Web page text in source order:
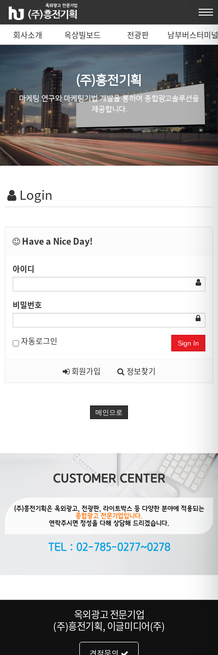
회사소개 옥상빌보드 전광판
남부버스터미널
매체 안내
(주)흥전기획
마케팅 연구와 마케팅기법 개발을 통하여 종합광고솔루션을
제공합니다.
Login
Have a Nice Day!
아이디
비밀번호
자동로그인 Sign In
회원가입 정보찾기
메인으로
CUSTOMER CENTER
(주)흥전기획은 옥외광고, 전광판, 라이트박스 등 다양한 분야에 적용되는
종합광고 전문기업입니다.
연락주시면 정성을 다해 상담해 드리겠습니다.
TEL : 02-785-0277~0278
옥외광고 전문기업
(주)흥전기획, 이글미디어(주)